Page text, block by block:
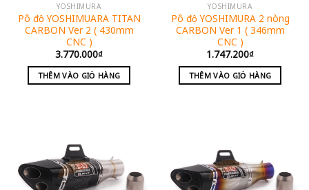
YOSHIMURA
Pô độ YOSHIMUARA TITAN
CARBON Ver 2 ( 430mm
CNC )
3.770.000₫
THÊM VÀO GIỎ HÀNG
YOSHIMURA
Pô độ YOSHIMURA 2 nòng
CARBON Ver 1 ( 346mm
CNC )
1.747.200₫
THÊM VÀO GIỎ HÀNG